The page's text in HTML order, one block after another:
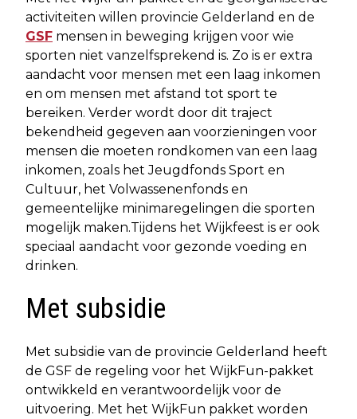
activiteiten willen provincie Gelderland en de
GSF mensen in beweging krijgen voor wie
sporten niet vanzelfsprekend is. Zo is er extra
aandacht voor mensen met een laag inkomen
en om mensen met afstand tot sport te
bereiken. Verder wordt door dit traject
bekendheid gegeven aan voorzieningen voor
mensen die moeten rondkomen van een laag
inkomen, zoals het Jeugdfonds Sport en
Cultuur, het Volwassenenfonds en
gemeentelijke minimaregelingen die sporten
mogelijk maken.Tijdens het Wijkfeest is er ook
speciaal aandacht voor gezonde voeding en
drinken.
Met subsidie
Met subsidie van de provincie Gelderland heeft
de GSF de regeling voor het WijkFun-pakket
ontwikkeld en verantwoordelijk voor de
uitvoering. Met het WijkFun pakket worden